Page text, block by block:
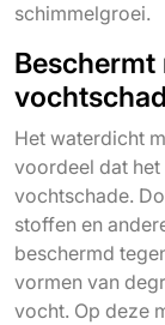
schimmelgroei.
Beschermt
Het waterdicht
voordeel dat het
vochtschade.
stoffen en
beschermd
vormen van
vocht. Op deze